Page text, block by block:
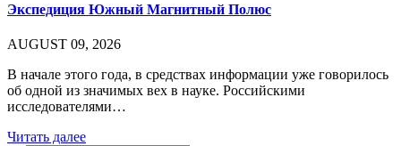
Экспедиция Южный Магнитный Полюс
AUGUST 09, 2026
В начале этого года, в средствах информации уже говорилось
об одной из значимых вех в науке. Российскими
исследователями…
Читать далее